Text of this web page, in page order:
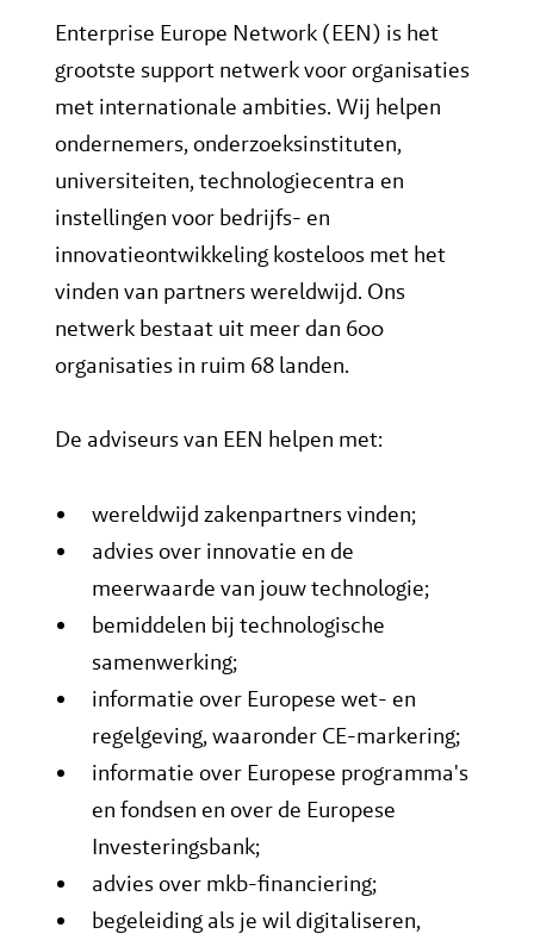
Enterprise Europe Network (EEN) is het
grootste support netwerk voor organisaties
met internationale ambities. Wij helpen
ondernemers, onderzoeksinstituten,
universiteiten, technologiecentra en
instellingen voor bedrijfs- en
innovatieontwikkeling kosteloos met het
vinden van partners wereldwijd. Ons
netwerk bestaat uit meer dan 600
organisaties in ruim 68 landen.
De adviseurs van EEN helpen met:
wereldwijd zakenpartners vinden;
advies over innovatie en de
meerwaarde van jouw technologie;
bemiddelen bij technologische
samenwerking;
informatie over Europese wet- en
regelgeving, waaronder CE-markering;
informatie over Europese programma's
en fondsen en over de Europese
Investeringsbank;
advies over mkb-financiering;
begeleiding als je wil digitaliseren,